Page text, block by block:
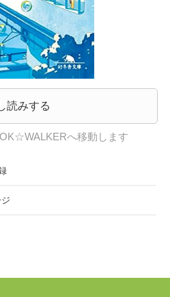
読みする
へ移動します